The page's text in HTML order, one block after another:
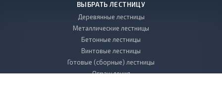
ВЫБРАТЬ ЛЕСТНИЦУ
Деревянные лестницы
Металлические лестницы
Бетонные лестницы
Винтовые лестницы
Готовые (сборные) лестницы
Ограждения